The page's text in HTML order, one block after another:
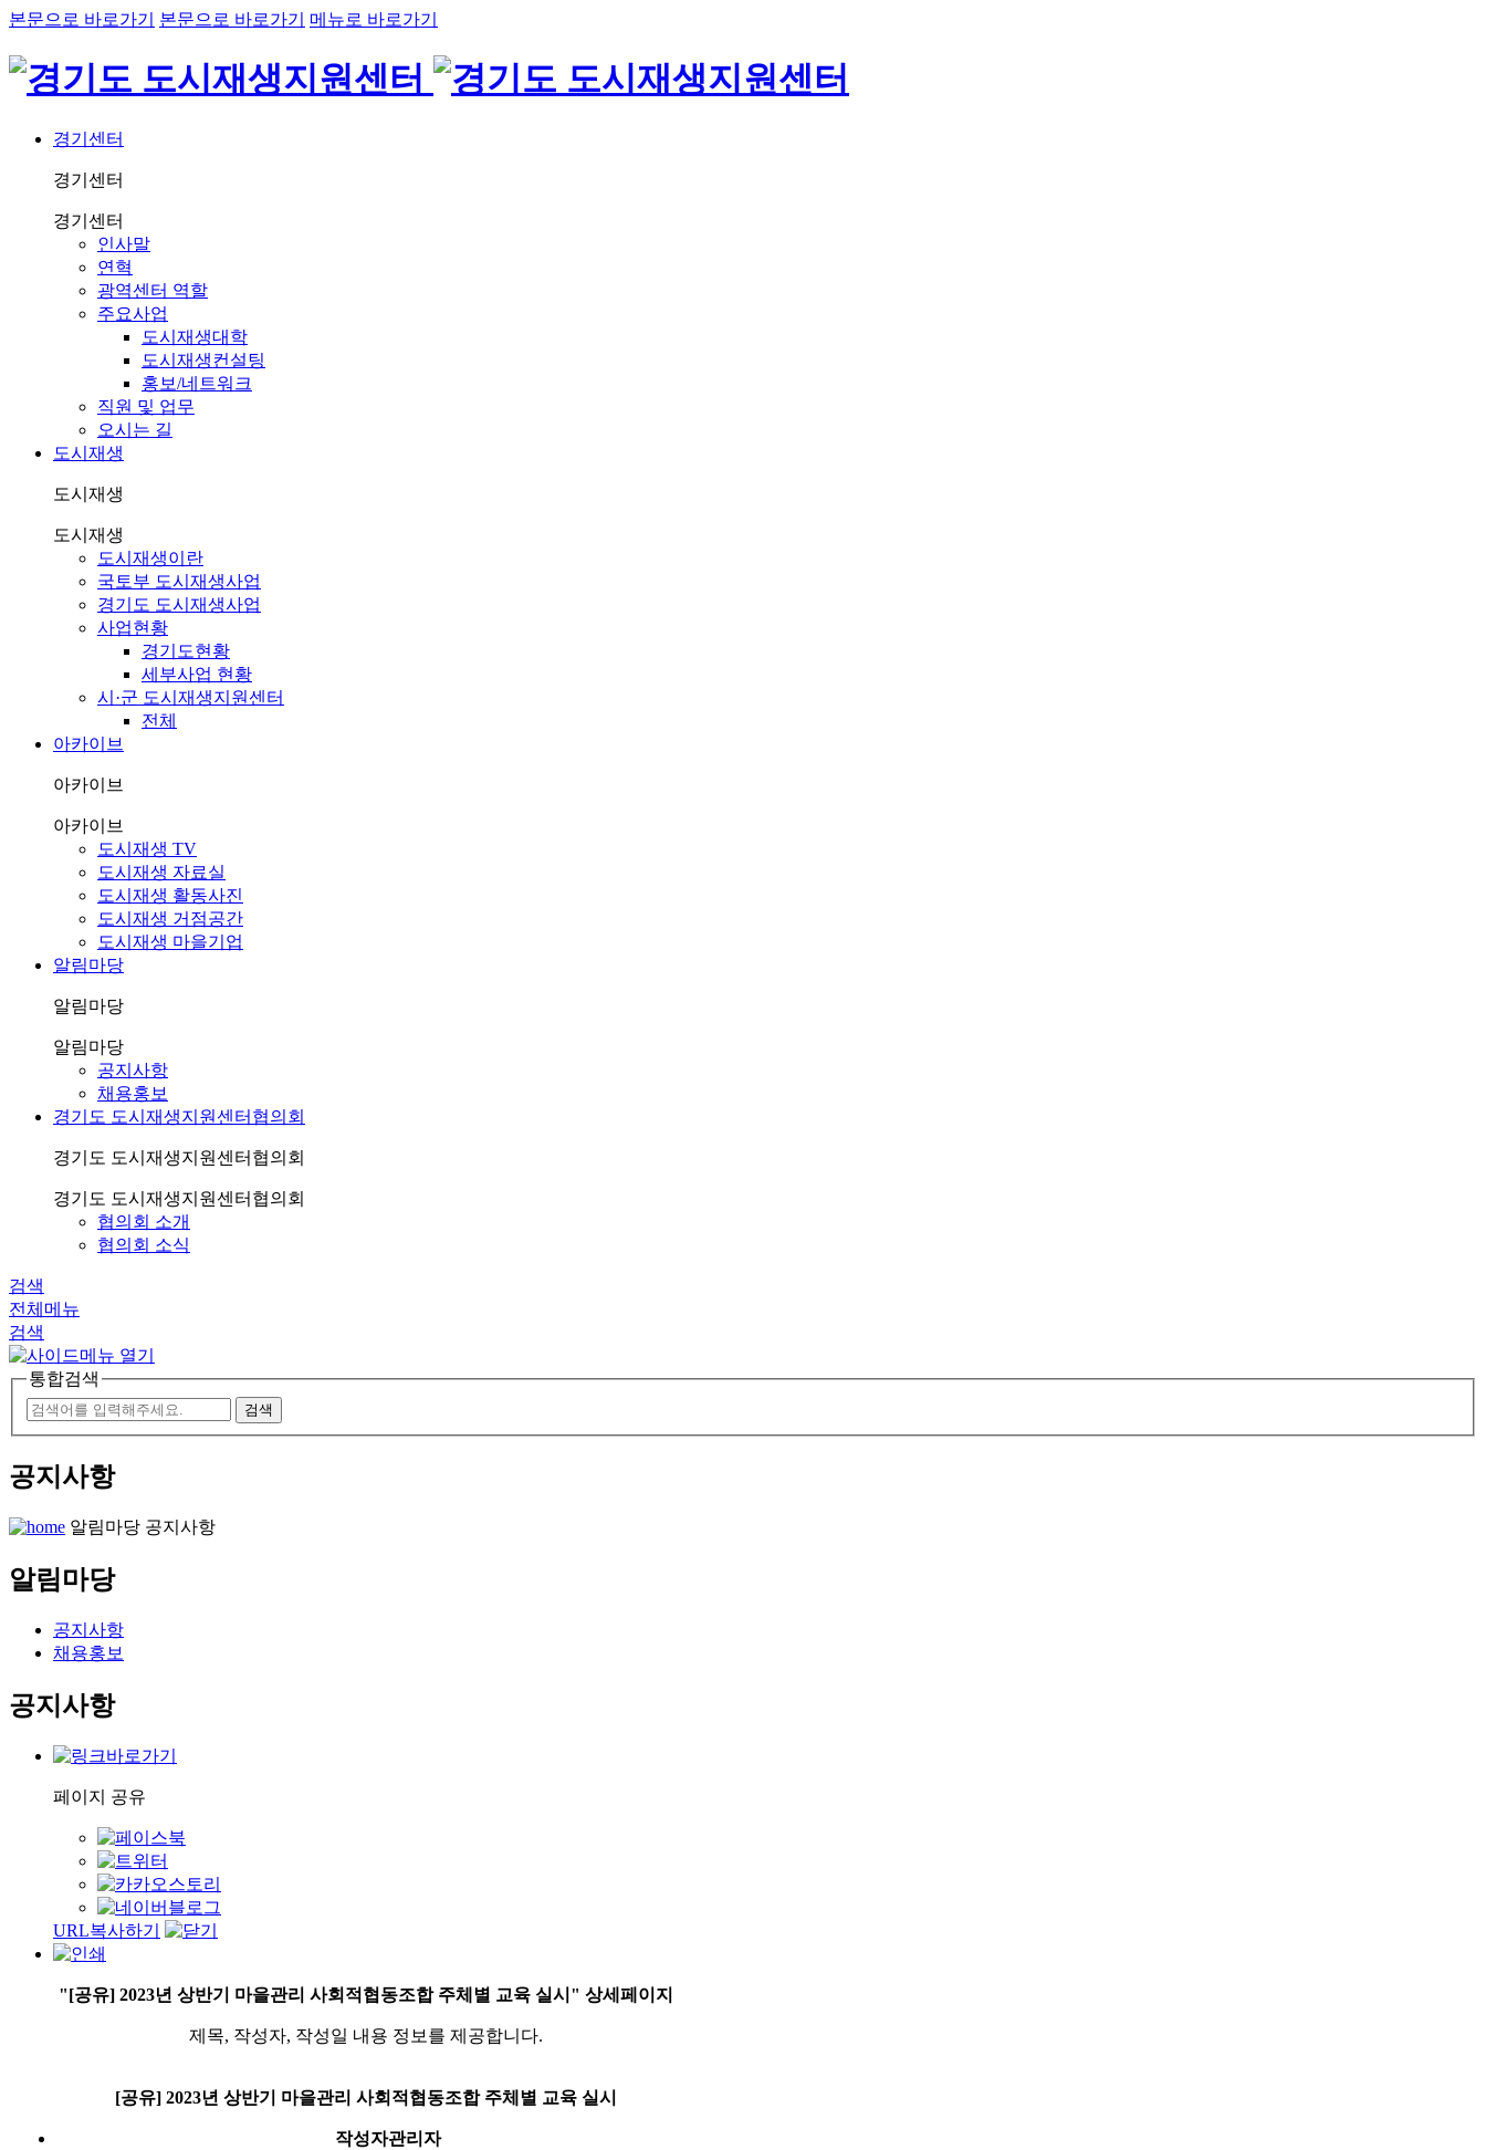
본문으로 바로가기 본문으로 바로가기 메뉴로 바로가기
경기센터
경기센터
경기센터
인사말
연혁
광역센터 역할
주요사업
도시재생대학
도시재생컨설팅
홍보/네트워크
직원 및 업무
오시는 길
도시재생
도시재생
도시재생
도시재생이란
국토부 도시재생사업
경기도 도시재생사업
사업현황
경기도현황
세부사업 현황
시·군 도시재생지원센터
전체
아카이브
아카이브
아카이브
도시재생 TV
도시재생 자료실
도시재생 활동사진
도시재생 거점공간
도시재생 마을기업
알림마당
알림마당
알림마당
공지사항
채용홍보
경기도 도시재생지원센터협의회
경기도 도시재생지원센터협의회
경기도 도시재생지원센터협의회
협의회 소개
협의회 소식
검색
전체메뉴
검색
통합검색
공지사항
알림마당 공지사항
알림마당
공지사항
채용홍보
공지사항
페이지 공유
URL복사하기
"[공유] 2023년 상반기 마을관리 사회적협동조합 주체별 교육 실시" 상세페이지
제목, 작성자, 작성일 내용 정보를 제공합니다.
[공유] 2023년 상반기 마을관리 사회적협동조합 주체별 교육 실시
작성자관리자